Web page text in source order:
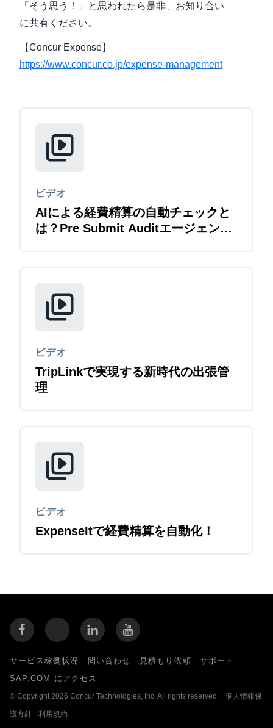
Norway (English)
「そう思う！」と思われたら是非、お知り合い
に共有ください。
【Concur Expense】
https://www.concur.co.jp/expense-management
ビデオ
AIによる経費精算の自動チェックと
は？Pre Submit Auditエージェント
ビデオ
TripLinkで実現する新時代の出張管
理
ビデオ
ExpenseItで経費精算を自動化！
サービス稼働状況 問い合わせ 見積もり依頼
サポート
SAP.COM にアクセス
© Copyright 2026 Concur Technologies, Inc. All rights reserved. 個人情報保
護方針 利用規約